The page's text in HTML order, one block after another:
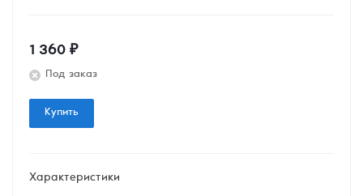
1 360 ₽
Под заказ
Купить
Характеристики